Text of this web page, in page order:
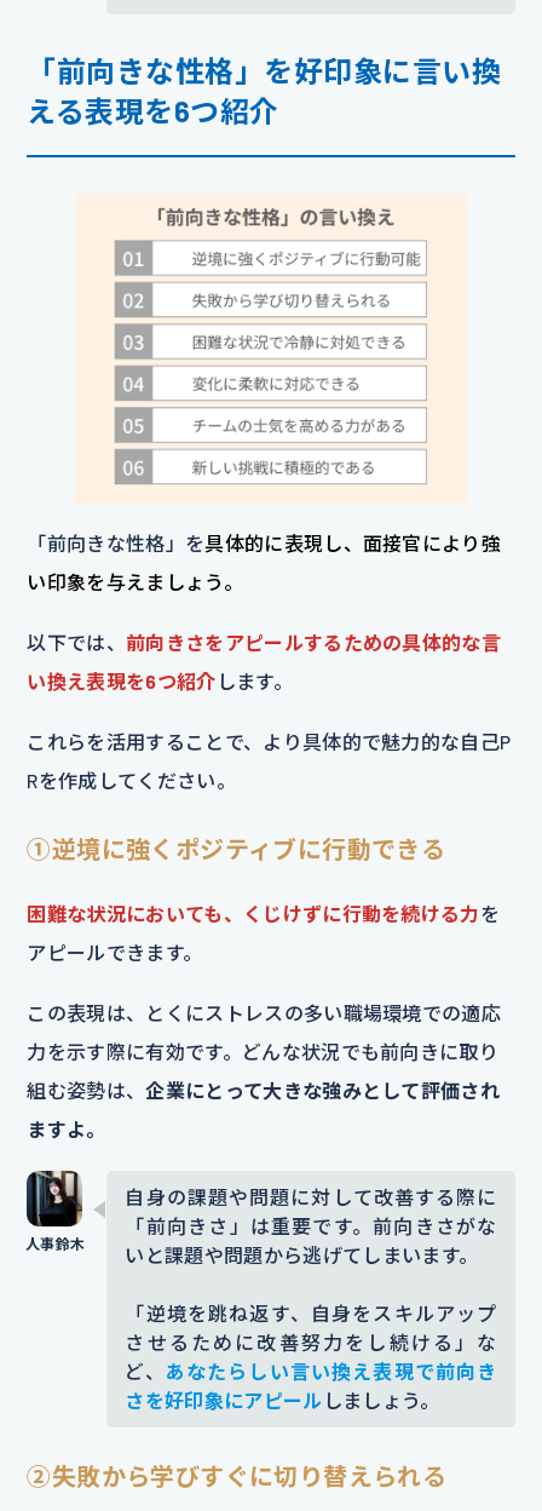
「前向きな性格」を好印象に言い換
える表現を6つ紹介
「前向きな性格」を具体的に表現し、面接官により強
い印象を与えましょう。
以下では、 前向きさをアピールするための具体的な言
い換え表現を6つ紹介 します。
これらを活用することで、より具体的で魅力的な自己P
Rを作成してください。
①逆境に強くポジティブに行動できる
困難な状況においても、くじけずに行動を続ける力を
アピールできます。
この表現は、とくにストレスの多い職場環境での適応
力を示す際に有効です。どんな状況でも前向きに取り
組む姿勢は、企業にとって大きな強みとして評価され
ますよ。
自身の課題や問題に対して改善する際に
「前向きさ」は重要です。前向きさがな
いと課題や問題から逃げてしまいます。
「逆境を跳ね返す、自身をスキルアップ
させるために改善努力をし続ける」な
ど、 あなたらしい言い換え表現で前向き
さを好印象にアピール しましょう。
②失敗から学びすぐに切り替えられる